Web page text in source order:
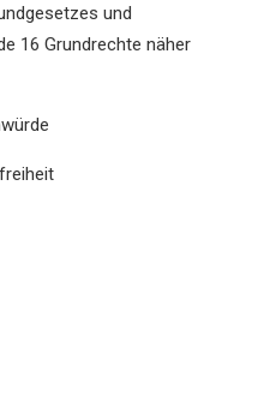
und
16 Grundrechte näher